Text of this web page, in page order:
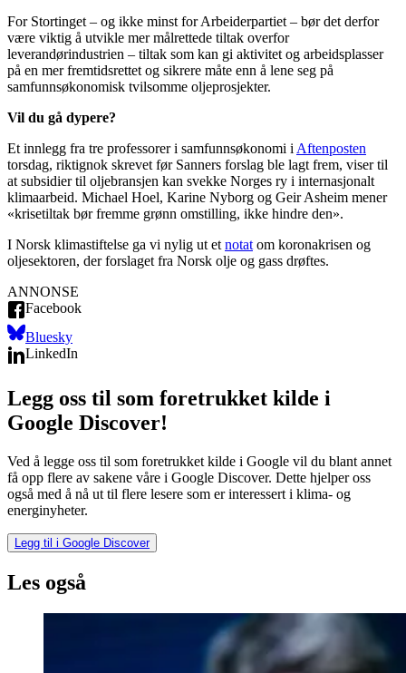
For Stortinget – og ikke minst for Arbeiderpartiet – bør det derfor
være viktig å utvikle mer målrettede tiltak overfor
leverandørindustrien – tiltak som kan gi aktivitet og arbeidsplasser
på en mer fremtidsrettet og sikrere måte enn å lene seg på
samfunnsøkonomisk tvilsomme oljeprosjekter.
Vil du gå dypere?
Et innlegg fra tre professorer i samfunnsøkonomi i Aftenposten
torsdag, riktignok skrevet før Sanners forslag ble lagt frem, viser til
at subsidier til oljebransjen kan svekke Norges ry i internasjonalt
klimaarbeid. Michael Hoel, Karine Nyborg og Geir Asheim mener
«krisetiltak bør fremme grønn omstilling, ikke hindre den».
I Norsk klimastiftelse ga vi nylig ut et notat om koronakrisen og
oljesektoren, der forslaget fra Norsk olje og gass drøftes.
ANNONSE
Facebook
Bluesky
LinkedIn
Legg oss til som foretrukket kilde i
Google Discover!
Ved å legge oss til som foretrukket kilde i Google vil du blant annet
få opp flere av sakene våre i Google Discover. Dette hjelper oss
også med å nå ut til flere lesere som er interessert i klima- og
energinyheter.
Legg til i Google Discover
Les også